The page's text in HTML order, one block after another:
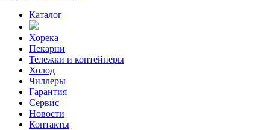
Каталог
Хорека
Пекарни
Тележки и контейнеры
Холод
Чиллеры
Гарантия
Сервис
Новости
Контакты